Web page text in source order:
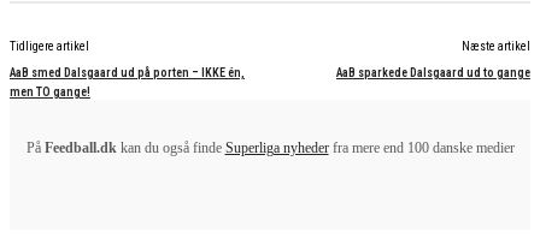
Tidligere artikel
AaB smed Dalsgaard ud på porten – IKKE én,
men TO gange!
Næste artikel
AaB sparkede Dalsgaard ud to gange
På Feedball.dkkan du også finde Superliga nyhederfra mere end 100 danske medier